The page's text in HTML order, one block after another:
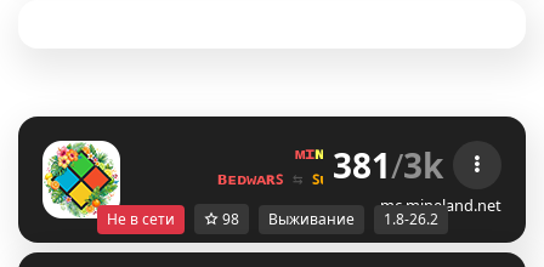
ᴍɪɴᴇ ʟᴀɴᴅ ɴᴇᴛᴡᴏʀᴋ ☀
ʙᴇᴅᴡᴀʀꜱ ⇆ ꜱᴜʀᴠɪᴠᴀʟ ꜱᴍᴘ ⇆ ꜱᴋʏʙʟᴏᴄᴋ
381/3k
mc.mineland.net
Не в сети 98 Выживание 1.8-26.2